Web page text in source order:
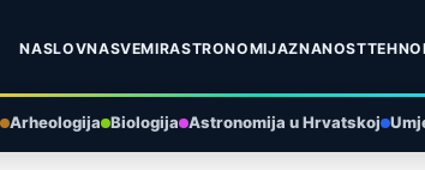
NASLOVNASVEMIRASTRONOMIJAZNANOST
Arheologija Biologija Astronomija u Hrvatskoj